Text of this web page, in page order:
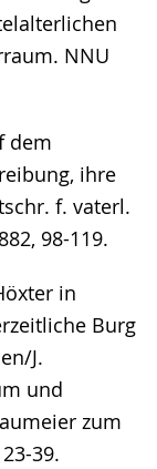
NNU
dem
ihre
f. vaterl.
98-119.
in
Burg
J.
und
zum
39.